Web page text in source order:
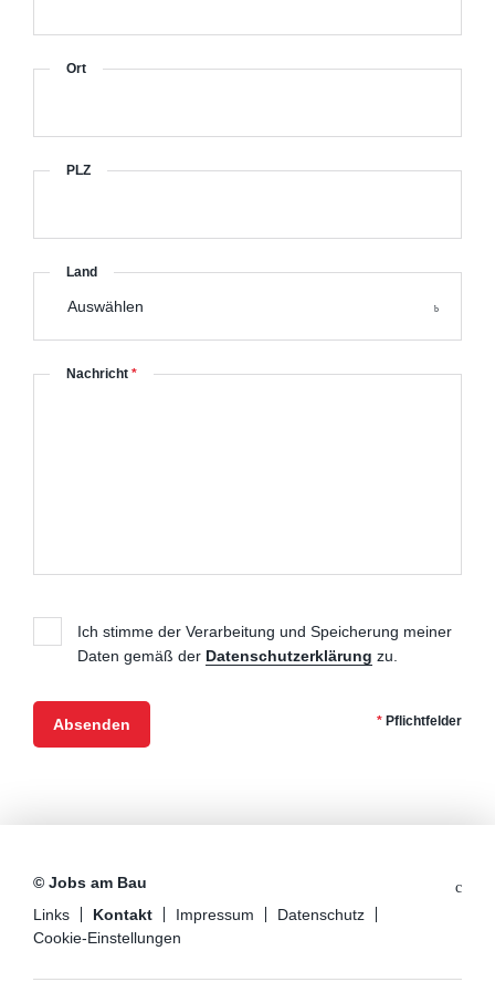
Ort
PLZ
Land
Auswählen
Nachricht*
Datenschutz
Ich stimme der Verarbeitung und Speicherung meiner
Daten gemäß der Datenschutzerklärung zu.
*Pflichtfelder
© Jobs am Bau
Links
Kontakt Impressum
Datenschutz
Cookie-Einstellungen